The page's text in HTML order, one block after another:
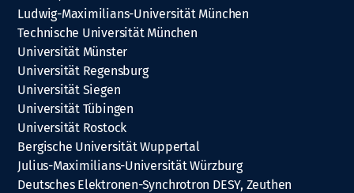
Ludwig-Maximilians-Universität München
Technische Universität München
Universität Münster
Universität Regensburg
Universität Siegen
Universität Tübingen
Universität Rostock
Bergische Universität Wuppertal
Julius-Maximilians-Universität Würzburg
Deutsches Elektronen-Synchrotron DESY, Zeuthen